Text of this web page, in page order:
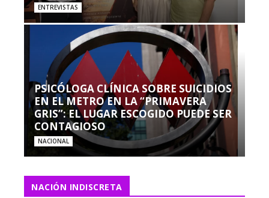
ENTREVISTAS
PSICÓLOGA CLÍNICA SOBRE SUICIDIOS
EN EL METRO EN LA “PRIMAVERA
GRIS”: EL LUGAR ESCOGIDO PUEDE SER
CONTAGIOSO
NACIONAL
NACIÓN INDISCRETA